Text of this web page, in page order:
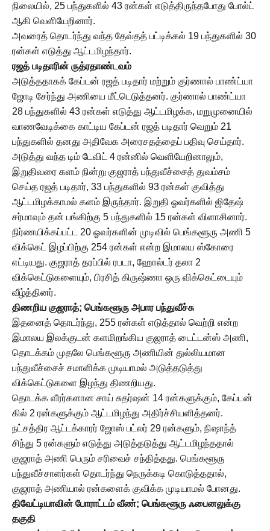
நிலையில், 25 பந்துகளில் 43 ரன்கள் எடுத்திருந்தபோது போல்ட்
ஆகி வெளியேறினார்.
அவரைத் தொடர்ந்து வந்த தேவ்தத் பட்டிக்கல் 19 பந்துகளில் 30
ரன்கள் எடுத்து ஆட்டமிழந்தார்.
ரஜத் படிதாரின் ருத்ரதாண்டவம்
அடுத்ததாகக் கேப்டன் ரஜத் படிதார் மற்றும் குர்ணால் பாண்ட்யா
ஜோடி சேர்ந்து அணியை மீட்டெடுத்தனர். குர்ணால் பாண்ட்யா
28 பந்துகளில் 43 ரன்கள் எடுத்து ஆட்டமிழக்க, மறுமுனையில்
வாணவேடிக்கை காட்டிய கேப்டன் ரஜத் படிதார் வெறும் 21
பந்துகளில் தனது அதிவேக அரைசதத்தைப் பதிவு செய்தார்.
அடுத்து வந்த டிம் டேவிட் 4 ரன்னில் வெளியேறினாலும்,
இறுதிவரை களம் நின்று குஜராத் பந்துவீச்சைத் துவம்சம்
செய்த ரஜத் படிதார், 33 பந்துகளில் 93 ரன்கள் குவித்து
ஆட்டமிழக்காமல் களம் இருந்தார். இறுதி ஓவர்களில் ஜிதேஷ்
சர்மாவும் தன் பங்கிற்கு 5 பந்துகளில் 15 ரன்கள் விளாசினார்.
நிர்ணயிக்கப்பட்ட 20 ஓவர்களின் முடிவில் பெங்களூரு அணி 5
விக்கெட் இழப்பிற்கு 254 ரன்கள் என்ற இமாலய ஸ்கோரை
எட்டியது. குஜராத் தரப்பில் ரபடா, ஹோல்டர் தலா 2
விக்கெட்டுகளையும், பிரசித் கிருஷ்ணா ஒரு விக்கெட்டையும்
வீழ்த்தினர்.
திணறிய குஜராத்; பெங்களூரு அபார பந்துவீச்சு
இதனைத் தொடர்ந்து, 255 ரன்கள் எடுத்தால் வெற்றி என்ற
இமாலய இலக்குடன் களமிறங்கிய குஜராத் டைட்டன்ஸ் அணி,
தொடக்கம் முதலே பெங்களூரு அணியின் துல்லியமான
பந்துவீச்சைச் சமாளிக்க முடியாமல் அடுத்தடுத்து
விக்கெட்டுகளை இழந்து திணறியது.
தொடக்க வீரர்களான சாய் சுதர்ஷன் 14 ரன்களுக்கும், கேப்டன்
கில் 2 ரன்களுக்கும் ஆட்டமிழந்து அதிர்ச்சியளித்தனர்.
நட்சத்திர ஆட்டக்காரர் ஜோஸ் பட்லர் 29 ரன்களும், நிஷாந்த்
சிந்து 5 ரன்களும் எடுத்து அடுத்தடுத்து ஆட்டமிழந்ததால்
குஜராத் அணி பெரும் சரிவைச் சந்தித்தது. பெங்களூரு
பந்துவீச்சாளர்கள் தொடர்ந்து நெருக்கடி கொடுத்ததால்,
குஜராத் அணியால் ரன்களைக் குவிக்க முடியாமல் போனது.
திவேட்டியாவின் போராட்டம் வீண்; பெங்களூரு ஃபைனலுக்கு
தகுதி